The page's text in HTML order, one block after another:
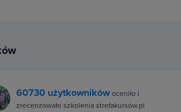
60730 użytkownikówoceniło i
zrecenzowało szkolenia strefakursów.pl